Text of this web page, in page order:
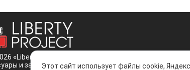
«Liberty Project».
и запчасти оптом.
Этот сайт использует файлы cookie,